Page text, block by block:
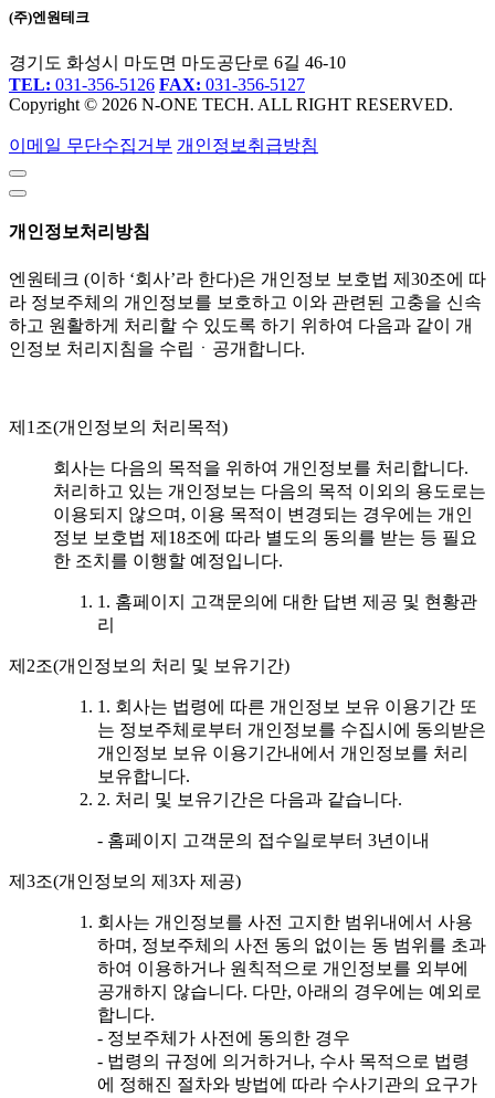
(주)엔원테크
경기도 화성시 마도면 마도공단로 6길 46-10
TEL: 031-356-5126 FAX: 031-356-5127
Copyright © 2026 N-ONE TECH. ALL RIGHT RESERVED.
이메일 무단수집거부 개인정보취급방침
개인정보처리방침
엔원테크 (이하 ‘회사’라 한다)은 개인정보 보호법 제30조에 따
라 정보주체의 개인정보를 보호하고 이와 관련된 고충을 신속
하고 원활하게 처리할 수 있도록 하기 위하여 다음과 같이 개
인정보 처리지침을 수립ㆍ공개합니다.
제1조(개인정보의 처리목적)
회사는 다음의 목적을 위하여 개인정보를 처리합니다.
처리하고 있는 개인정보는 다음의 목적 이외의 용도로는
이용되지 않으며, 이용 목적이 변경되는 경우에는 개인
정보 보호법 제18조에 따라 별도의 동의를 받는 등 필요
한 조치를 이행할 예정입니다.
1. 홈페이지 고객문의에 대한 답변 제공 및 현황관
리
제2조(개인정보의 처리 및 보유기간)
1. 회사는 법령에 따른 개인정보 보유 이용기간 또
는 정보주체로부터 개인정보를 수집시에 동의받은
개인정보 보유 이용기간내에서 개인정보를 처리
보유합니다.
2. 처리 및 보유기간은 다음과 같습니다.
- 홈페이지 고객문의 접수일로부터 3년이내
제3조(개인정보의 제3자 제공)
회사는 개인정보를 사전 고지한 범위내에서 사용
하며, 정보주체의 사전 동의 없이는 동 범위를 초과
하여 이용하거나 원칙적으로 개인정보를 외부에
공개하지 않습니다. 다만, 아래의 경우에는 예외로
합니다.
- 정보주체가 사전에 동의한 경우
- 법령의 규정에 의거하거나, 수사 목적으로 법령
에 정해진 절차와 방법에 따라 수사기관의 요구가